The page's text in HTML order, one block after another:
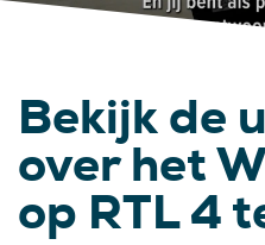
Bekijk de
over het
op RTL 4